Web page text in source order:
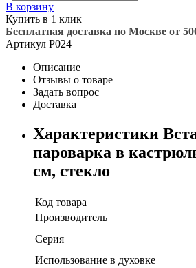
В корзину
Купить в 1 клик
Бесплатная доставка по Москве от
Артикул P024
Описание
Отзывы о товаре
Задать вопрос
Доставка
Характеристики
пароварка в
см, стекло
Код товара
Производитель
Серия
Использование в духовке